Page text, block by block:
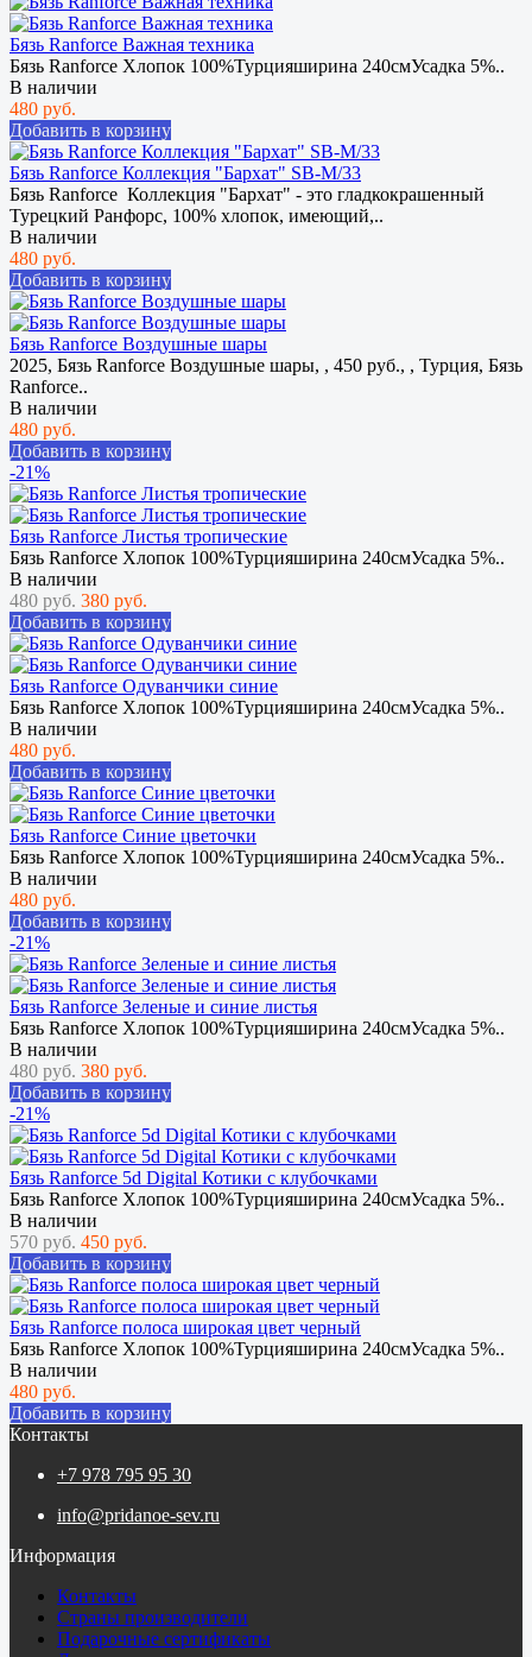
Бязь Ranforce Важная техника
Бязь Ranforce Хлопок 100%Турцияширина 240смУсадка 5%..
В наличии
480 руб.
Добавить в корзину
Бязь Ranforce Коллекция "Бархат" SB-M/33
Бязь Ranforce Коллекция "Бархат" - это гладкокрашенный
Турецкий Ранфорс, 100% хлопок, имеющий,..
В наличии
480 руб.
Добавить в корзину
Бязь Ranforce Воздушные шары
2025, Бязь Ranforce Воздушные шары, , 450 руб., , Турция, Бязь
Ranforce..
В наличии
480 руб.
Добавить в корзину
-21%
Бязь Ranforce Листья тропические
Бязь Ranforce Хлопок 100%Турцияширина 240смУсадка 5%..
В наличии
480 руб. 380 руб.
Добавить в корзину
Бязь Ranforce Одуванчики синие
Бязь Ranforce Хлопок 100%Турцияширина 240смУсадка 5%..
В наличии
480 руб.
Добавить в корзину
Бязь Ranforce Синие цветочки
Бязь Ranforce Хлопок 100%Турцияширина 240смУсадка 5%..
В наличии
480 руб.
Добавить в корзину
-21%
Бязь Ranforce Зеленые и синие листья
Бязь Ranforce Хлопок 100%Турцияширина 240смУсадка 5%..
В наличии
480 руб. 380 руб.
Добавить в корзину
-21%
Бязь Ranforce 5d Digital Котики с клубочками
Бязь Ranforce Хлопок 100%Турцияширина 240смУсадка 5%..
В наличии
570 руб. 450 руб.
Добавить в корзину
Бязь Ranforce полоса широкая цвет черный
Бязь Ranforce Хлопок 100%Турцияширина 240смУсадка 5%..
В наличии
480 руб.
Добавить в корзину
Контакты
+7 978 795 95 30
info@pridanoe-sev.ru
Информация
Контакты
Страны производители
Подарочные сертификаты